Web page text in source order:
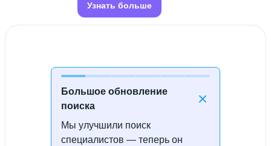
Большое обновление
поиска
Мы улучшили поиск
специалистов — теперь он
Узнать больше
Специалисты не найдены